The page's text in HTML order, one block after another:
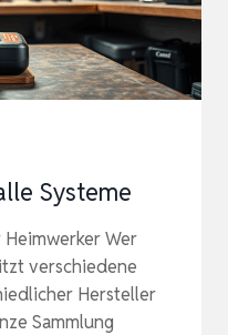
Systeme
Wer
verschiedene
Hersteller
Sammlung